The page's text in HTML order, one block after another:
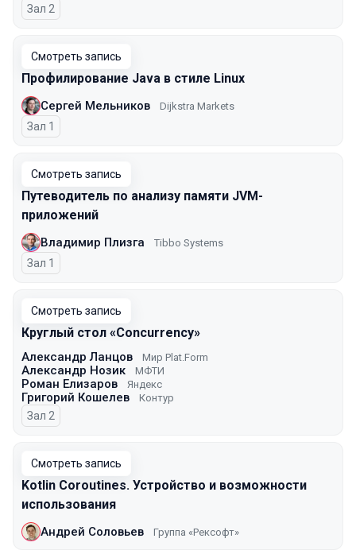
Зал 2
Смотреть запись
Профилирование Java в стиле Linux
Сергей Мельников Dijkstra Markets
Зал 1
Смотреть запись
Путеводитель по анализу памяти JVM-
приложений
Владимир Плизга Tibbo Systems
Зал 1
Смотреть запись
Круглый стол «Concurrency»
Александр Ланцов Мир Plat.Form
Александр Нозик МФТИ
Роман Елизаров Яндекс
Григорий Кошелев Контур
Зал 2
Смотреть запись
Kotlin Coroutines. Устройство и возможности
использования
Андрей Соловьев Группа «Рексофт»